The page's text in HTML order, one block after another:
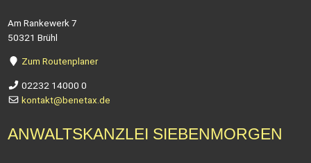
Am Rankewerk 7
50321 Brühl
Zum Routenplaner
02232 14000 0
kontakt@benetax.de
ANWALTSKANZLEI SIEBENMORGEN